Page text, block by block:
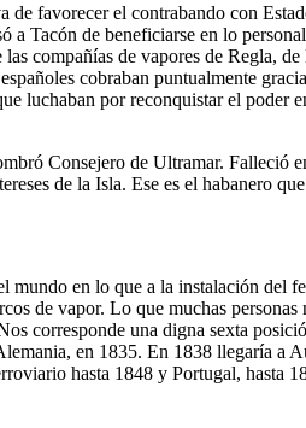
favorecer el contrabando con
Tacón de beneficiarse en lo
compañías de vapores de Regla,
cobraban puntualmente
luchaban por reconquistar el
Consejero de Ultramar.
de la Isla. Ese es el habanero
mundo en lo que a la instalación
de vapor. Lo que muchas
corresponde una digna sexta
en 1835. En 1838 llegaría a
hasta 1848 y Portugal,